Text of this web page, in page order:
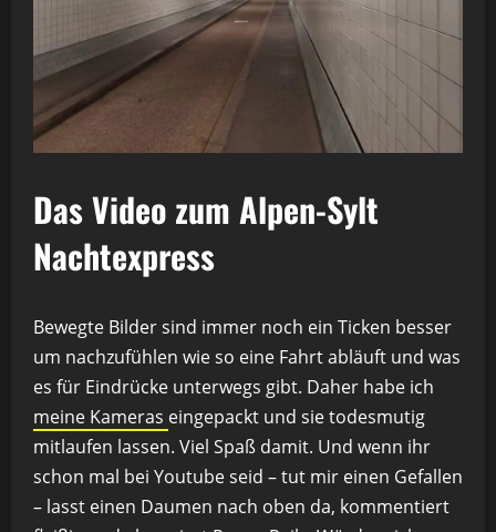
Das Video zum Alpen-Sylt
Nachtexpress
Bewegte Bilder sind immer noch ein Ticken besser
um nachzufühlen wie so eine Fahrt abläuft und was
es für Eindrücke unterwegs gibt. Daher habe ich
meine Kameras eingepackt und sie todesmutig
mitlaufen lassen. Viel Spaß damit. Und wenn ihr
schon mal bei Youtube seid – tut mir einen Gefallen
– lasst einen Daumen nach oben da, kommentiert